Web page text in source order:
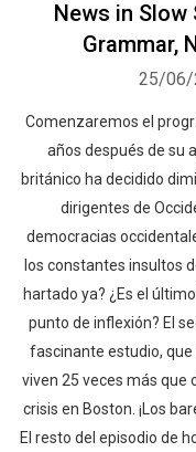
News in Slow
Grammar,
25/06/
Comenzaremos el
años después de su
británico ha decidido
dirigentes de
democracias
los constantes insultos
hartado ya? ¿Es el
punto de inflexión? El
fascinante estudio,
viven 25 veces más que
crisis en Boston. ¡Los
El resto del episodio de